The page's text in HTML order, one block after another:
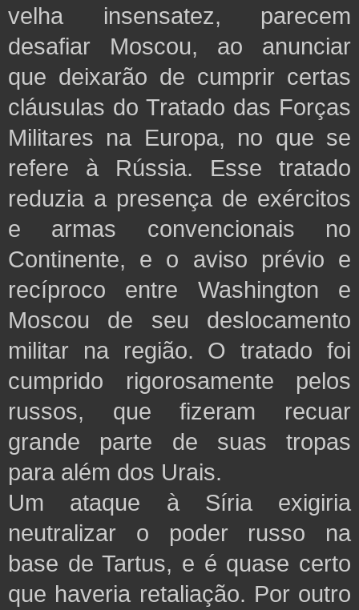
velha insensatez, parecem
desafiar Moscou, ao anunciar
que deixarão de cumprir certas
cláusulas do Tratado das Forças
Militares na Europa, no que se
refere à Rússia. Esse tratado
reduzia a presença de exércitos
e armas convencionais no
Continente, e o aviso prévio e
recíproco entre Washington e
Moscou de seu deslocamento
militar na região. O tratado foi
cumprido rigorosamente pelos
russos, que fizeram recuar
grande parte de suas tropas
para além dos Urais.
Um ataque à Síria exigiria
neutralizar o poder russo na
base de Tartus, e é quase certo
que haveria retaliação. Por outro